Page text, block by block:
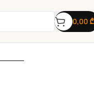
0,00 ₾